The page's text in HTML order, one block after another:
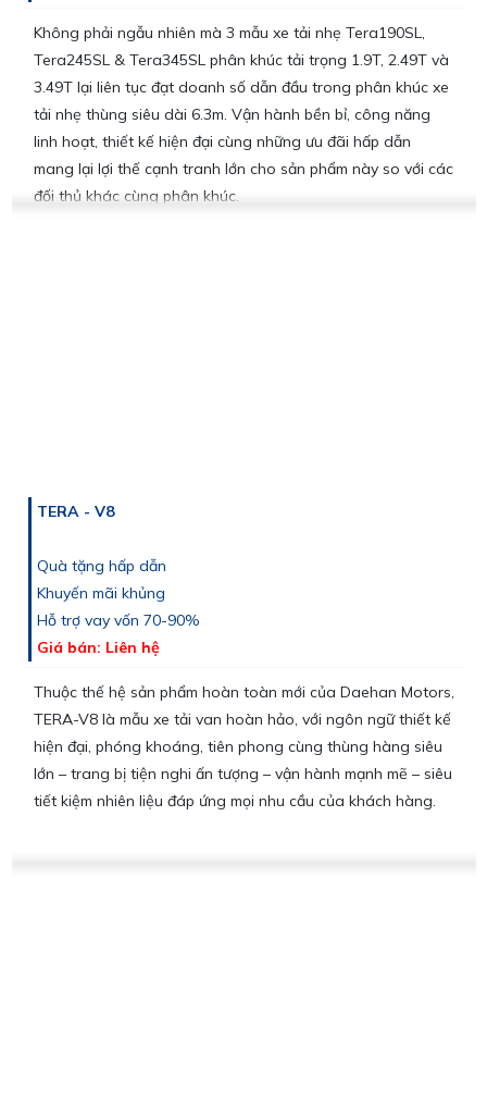
Không phải ngẫu nhiên mà 3 mẫu xe tải nhẹ Tera190SL,
Tera245SL & Tera345SL phân khúc tải trọng 1.9T, 2.49T và
3.49T lại liên tục đạt doanh số dẫn đầu trong phân khúc xe
tải nhẹ thùng siêu dài 6.3m. Vận hành bền bỉ, công năng
linh hoạt, thiết kế hiện đại cùng những ưu đãi hấp dẫn
mang lại lợi thế cạnh tranh lớn cho sản phẩm này so với các
đối thủ khác cùng phân khúc.
TERA - V8
Quà tặng hấp dẫn
Khuyến mãi khủng
Hỗ trợ vay vốn 70-90%
Giá bán: Liên hệ
Thuộc thế hệ sản phẩm hoàn toàn mới của Daehan Motors,
TERA-V8 là mẫu xe tải van hoàn hảo, với ngôn ngữ thiết kế
hiện đại, phóng khoáng, tiên phong cùng thùng hàng siêu
lớn – trang bị tiện nghi ấn tượng – vận hành mạnh mẽ – siêu
tiết kiệm nhiên liệu đáp ứng mọi nhu cầu của khách hàng.